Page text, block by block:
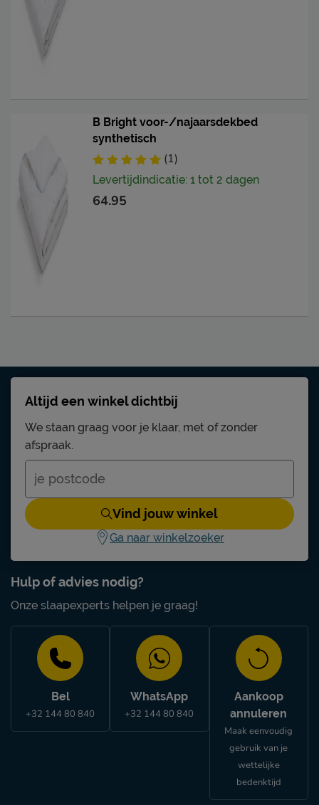
B Bright voor-/najaarsdekbed
synthetisch
(1)
Levertijdindicatie: 1 tot 2 dagen
64.95
Hulp of advies nodig?
Onze slaapexperts helpen je graag!
Bel
+32 144 80 840
WhatsApp
+32 144 80 840
Aankoop
annuleren
Maak eenvoudig
gebruik van je
wettelijke
bedenktijd
Altijd een winkel dichtbij
We staan graag voor je klaar, met of zonder
afspraak.
Vind jouw winkel
Ga naar winkelzoeker